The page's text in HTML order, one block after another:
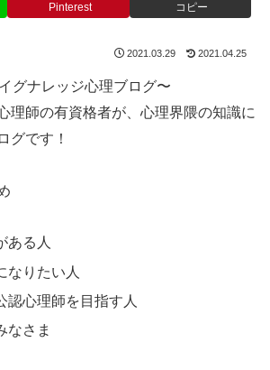
Pinterest コピー
2021.03.29 2021.04.25
グナレッジ心理ブログ〜
理師の有資格者が、心理界隈の知識に
グです！
ある人
なりたい人
認心理師を目指す人
なさま